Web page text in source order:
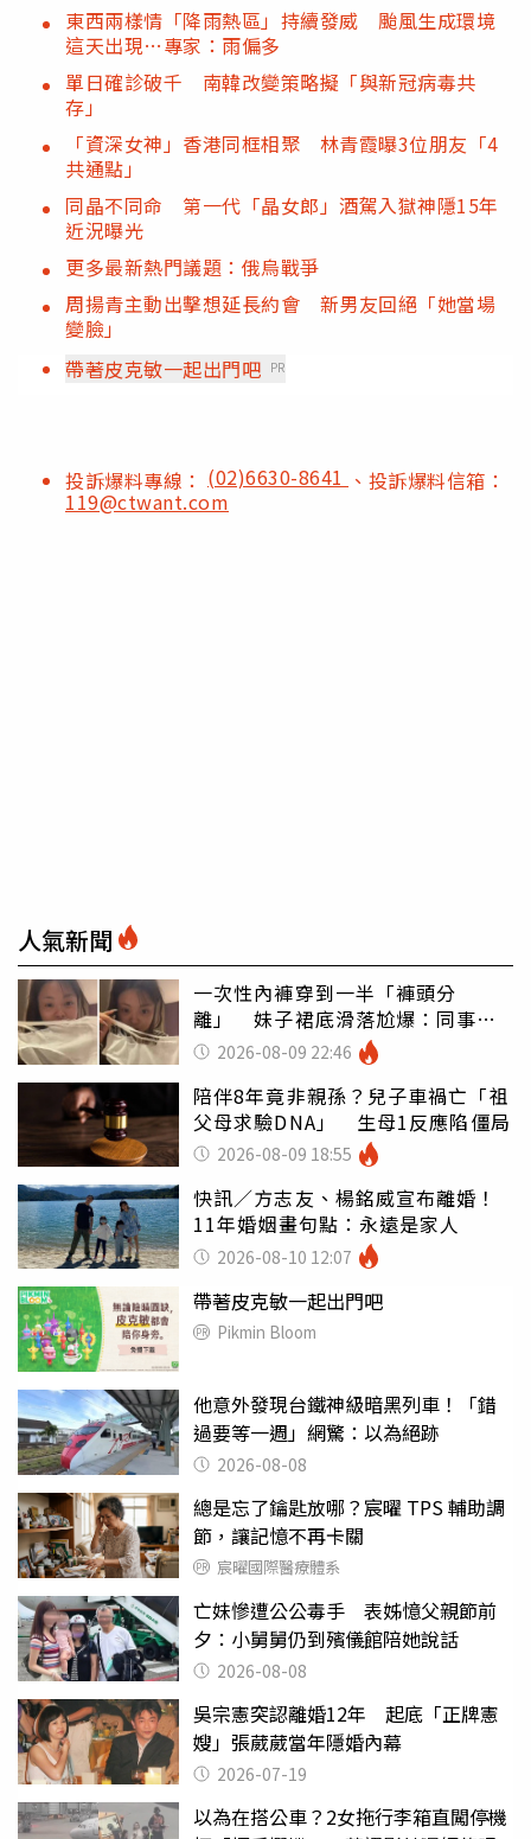
東西兩樣情「降雨熱區」持續發威 颱風生成環境
這天出現…專家：雨偏多
單日確診破千 南韓改變策略擬「與新冠病毒共
存」
「資深女神」香港同框相聚 林青霞曝3位朋友「4
共通點」
同晶不同命 第一代「晶女郎」酒駕入獄神隱15年
近況曝光
更多最新熱門議題：俄烏戰爭
周揚青主動出擊想延長約會 新男友回絕「她當場
變臉」
帶著皮克敏一起出門吧 PR
投訴爆料專線： (02)6630-8641 、投訴爆料信箱：
119@ctwant.com
人氣新聞
一次性內褲穿到一半「褲頭分
離」 妹子裙底滑落尬爆：同事全
看光2026-08-09 22:46
陪伴8年竟非親孫？兒子車禍亡「祖
父母求驗DNA」 生母1反應陷僵局
2026-08-09 18:55
快訊／方志友、楊銘威宣布離婚！
11年婚姻畫句點：永遠是家人
2026-08-10 12:07
帶著皮克敏一起出門吧
Pikmin Bloom
他意外發現台鐵神級暗黑列車！「錯
過要等一週」網驚：以為絕跡
2026-08-08
總是忘了鑰匙放哪？宸曜 TPS 輔助調
節，讓記憶不再卡關
宸曜國際醫療體系
亡妹慘遭公公毒手 表姊憶父親節前
夕：小舅舅仍到殯儀館陪她說話
2026-08-08
吳宗憲突認離婚12年 起底「正牌憲
嫂」張葳葳當年隱婚內幕
2026-07-19
以為在搭公車？2女拖行李箱直闖停機